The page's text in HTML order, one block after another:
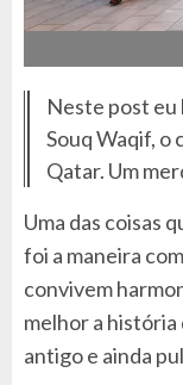
Neste post eu
Souq Waqif, o
Qatar. Um
Uma das coisas
foi a maneira
convivem
melhor a história
antigo e ainda